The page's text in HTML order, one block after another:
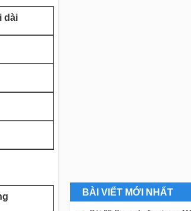
dài
BÀI VIẾT MỚI NHẤT